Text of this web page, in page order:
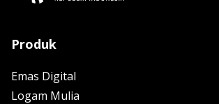
Produk
Emas Digital
Logam Mulia